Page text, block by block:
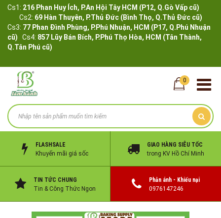
Cs1: 216 Phan Huy Ích, P.An Hội Tây HCM (P12, Q.Gò Vấp cũ)
Cs2: 69 Hàn Thuyên, P.Thủ Đức (Bình Thọ, Q.Thủ Đức cũ)
Cs3: 77 Phan Đình Phùng, P.Phú Nhuận, HCM (P17, Q.Phú Nhuận
cũ) Cs4: 857 Lũy Bán Bích, P.Phú Thọ Hòa, HCM (Tân Thành,
Q.Tân Phú cũ)
0
FLASHSALE
Khuyến mãi giá sốc
GIAO HÀNG SIÊU TỐC
trong KV Hồ Chí Minh
TIN TỨC CHUNG
Tin & Công Thức Ngon
Phản ánh - Khiếu nại
0976147246